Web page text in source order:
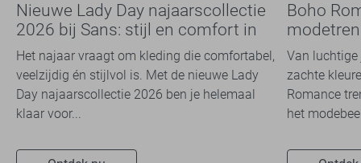
Nieuwe Lady Day najaarscollectie
2026 bij Sans: stijl en comfort in
travelkwaliteit
Het najaar vraagt om kleding die comfortabel,
veelzijdig én stijlvol is. Met de nieuwe Lady
Day najaarscollectie 2026 ben je helemaal
klaar voor...
Boho
overal
Van luchtige
zachte
Romance
het